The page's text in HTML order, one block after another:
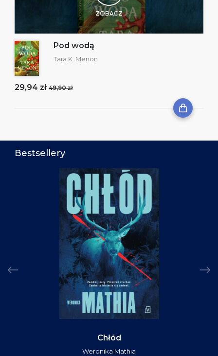
ZOBACZ
Pod wodą
Tara K. Menon
29,94 zł 49,90 zł
Bestsellery
Chłód
Weronika Mathia